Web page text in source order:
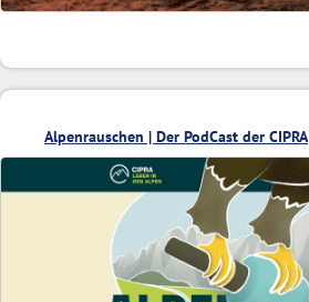
Alpenrauschen | Der PodCast der CIPRA